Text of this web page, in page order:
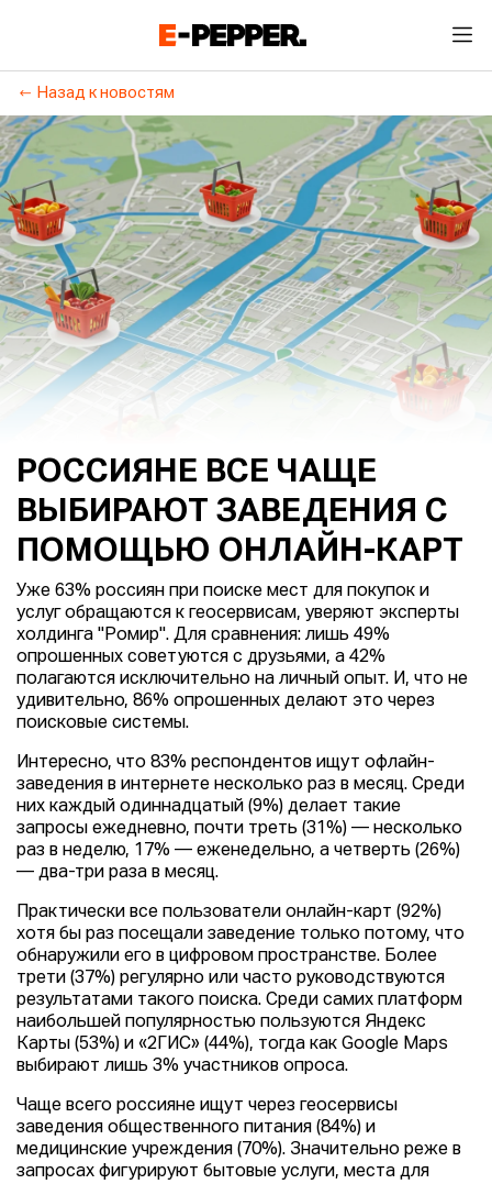
Назад к новостям
РОССИЯНЕ ВСЕ ЧАЩЕ
ВЫБИРАЮТ ЗАВЕДЕНИЯ С
ПОМОЩЬЮ ОНЛАЙН-КАРТ
Уже 63% россиян при поиске мест для покупок и
услуг обращаются к геосервисам, уверяют эксперты
холдинга "Ромир". Для сравнения: лишь 49%
опрошенных советуются с друзьями, а 42%
полагаются исключительно на личный опыт. И, что не
удивительно, 86% опрошенных делают это через
поисковые системы.
Интересно, что 83% респондентов ищут офлайн-
заведения в интернете несколько раз в месяц. Среди
них каждый одиннадцатый (9%) делает такие
запросы ежедневно, почти треть (31%) — несколько
раз в неделю, 17% — еженедельно, а четверть (26%)
— два-три раза в месяц.
Практически все пользователи онлайн-карт (92%)
хотя бы раз посещали заведение только потому, что
обнаружили его в цифровом пространстве. Более
трети (37%) регулярно или часто руководствуются
результатами такого поиска. Среди самих платформ
наибольшей популярностью пользуются Яндекс
Карты (53%) и «2ГИС» (44%), тогда как Google Maps
выбирают лишь 3% участников опроса.
Чаще всего россияне ищут через геосервисы
заведения общественного питания (84%) и
медицинские учреждения (70%). Значительно реже в
запросах фигурируют бытовые услуги, места для